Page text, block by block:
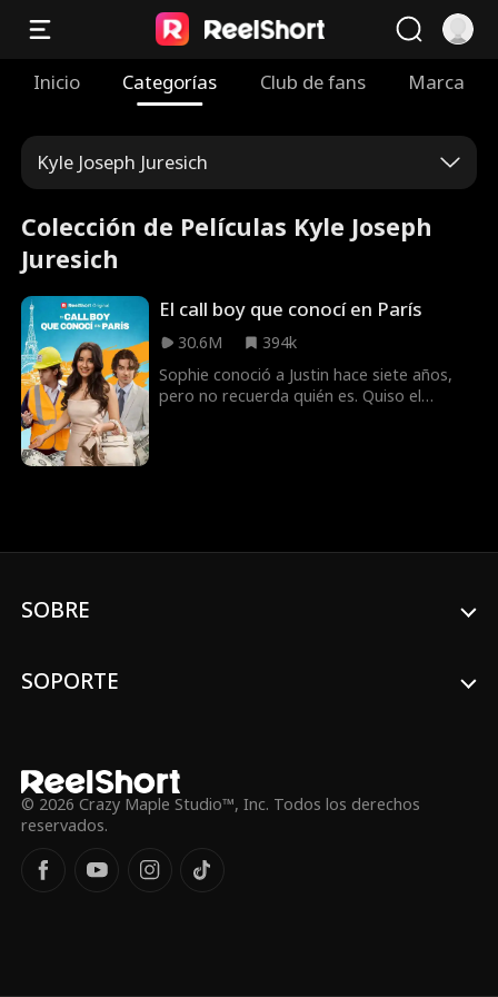
Inicio Categorías Club de fans Marca
Kyle Joseph Juresich
Colección de Películas Kyle Joseph
Juresich
El call boy que conocí en París
30.6M
394k
Sophie conoció a Justin hace siete años,
pero no recuerda quién es. Quiso el
SOBRE
SOPORTE
© 2026 Crazy Maple Studio™, Inc. Todos los derechos
reservados.